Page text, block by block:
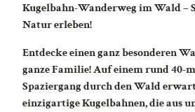
Kugelbahn-Wanderweg im Wald –
Natur erleben!
Entdecke einen ganz besonderen
ganze Familie! Auf einem rund 40-
Spaziergang durch den Wald
einzigartige Kugelbahnen, die aus